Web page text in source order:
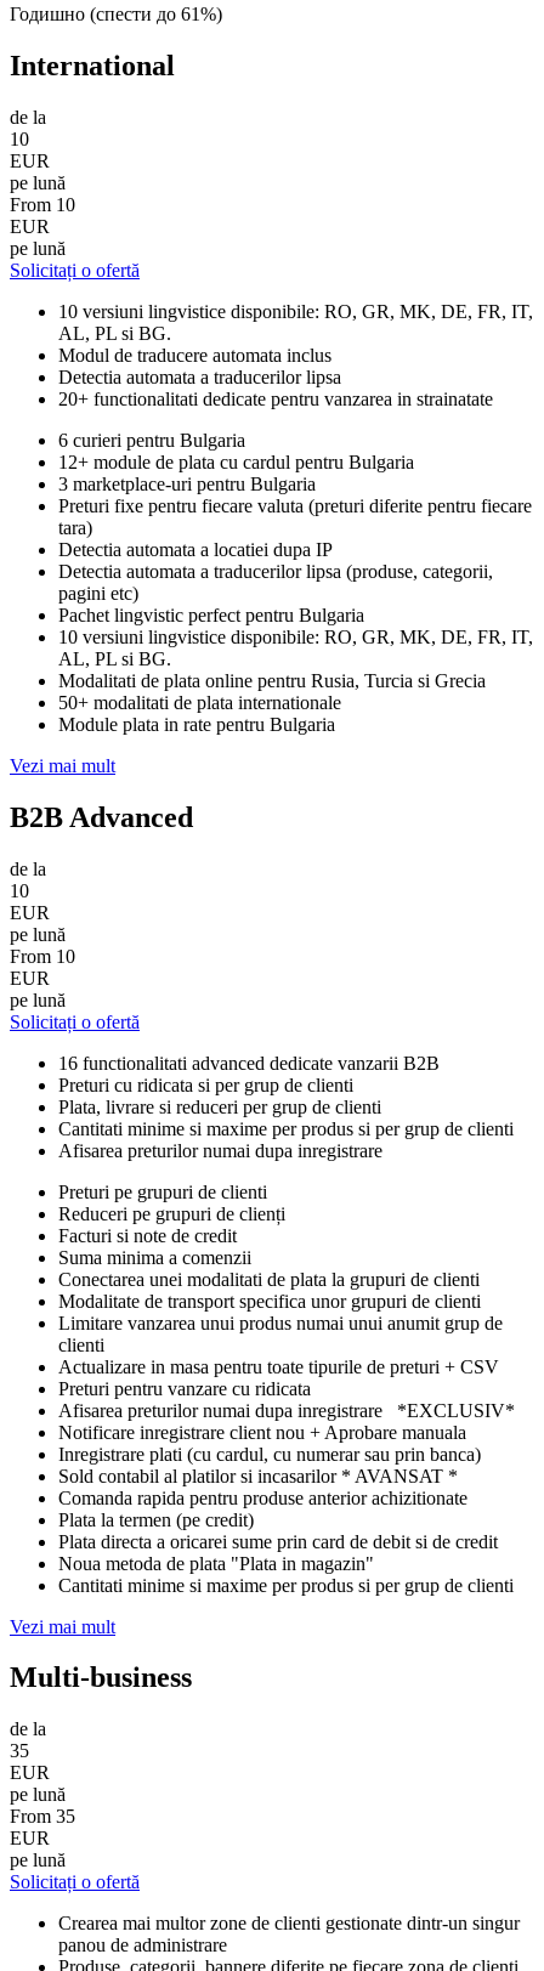
Годишно (спести до 61%)
International
de la
10
EUR
pe lună
From 10
EUR
pe lună
Solicitați o ofertă
10 versiuni lingvistice disponibile: RO, GR, MK, DE, FR, IT,
AL, PL si BG.
Modul de traducere automata inclus
Detectia automata a traducerilor lipsa
20+ functionalitati dedicate pentru vanzarea in strainatate
6 curieri pentru Bulgaria
12+ module de plata cu cardul pentru Bulgaria
3 marketplace-uri pentru Bulgaria
Preturi fixe pentru fiecare valuta (preturi diferite pentru fiecare
tara)
Detectia automata a locatiei dupa IP
Detectia automata a traducerilor lipsa (produse, categorii,
pagini etc)
Pachet lingvistic perfect pentru Bulgaria
10 versiuni lingvistice disponibile: RO, GR, MK, DE, FR, IT,
AL, PL si BG.
Modalitati de plata online pentru Rusia, Turcia si Grecia
50+ modalitati de plata internationale
Module plata in rate pentru Bulgaria
Vezi mai mult
B2B Advanced
de la
10
EUR
pe lună
From 10
EUR
pe lună
Solicitați o ofertă
16 functionalitati advanced dedicate vanzarii B2B
Preturi cu ridicata si per grup de clienti
Plata, livrare si reduceri per grup de clienti
Cantitati minime si maxime per produs si per grup de clienti
Afisarea preturilor numai dupa inregistrare
Preturi pe grupuri de clienti
Reduceri pe grupuri de clienți
Facturi si note de credit
Suma minima a comenzii
Conectarea unei modalitati de plata la grupuri de clienti
Modalitate de transport specifica unor grupuri de clienti
Limitare vanzarea unui produs numai unui anumit grup de
clienti
Actualizare in masa pentru toate tipurile de preturi + CSV
Preturi pentru vanzare cu ridicata
Afisarea preturilor numai dupa inregistrare *ЕXCLUSIV*
Notificare inregistrare client nou + Aprobare manuala
Inregistrare plati (cu cardul, cu numerar sau prin banca)
Sold contabil al platilor si incasarilor * AVANSAT *
Comanda rapida pentru produse anterior achizitionate
Plata la termen (pe credit)
Plata directa a oricarei sume prin card de debit si de credit
Noua metoda de plata "Plata in magazin"
Cantitati minime si maxime per produs si per grup de clienti
Vezi mai mult
Multi-business
de la
35
EUR
pe lună
From 35
EUR
pe lună
Solicitați o ofertă
Crearea mai multor zone de clienti gestionate dintr-un singur
panou de administrare